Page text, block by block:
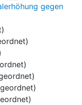
Ba. entgegen.
der Widerspruch des
an ihn, den
Abstimmung der
gewesen sei. Im
nicht überzeugt,
Kenntnis von
Bä. zum
Notwendigkeit der
gehabt habe.
gegen